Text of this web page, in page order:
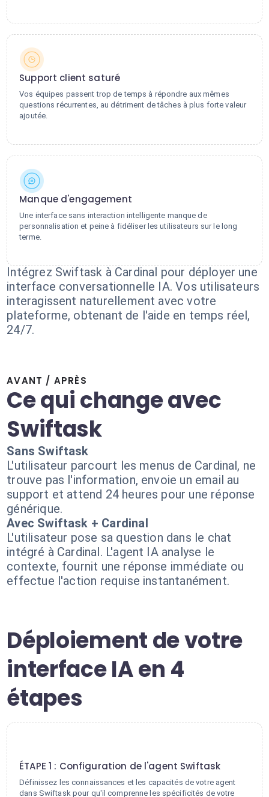
Support client saturé
Vos équipes passent trop de temps à répondre aux mêmes
questions récurrentes, au détriment de tâches à plus forte valeur
ajoutée.
Manque d'engagement
Une interface sans interaction intelligente manque de
personnalisation et peine à fidéliser les utilisateurs sur le long
terme.
Intégrez Swiftask à Cardinal pour déployer une
interface conversationnelle IA. Vos utilisateurs
interagissent naturellement avec votre
plateforme, obtenant de l'aide en temps réel,
24/7.
AVANT / APRÈS
Ce qui change avec
Swiftask
Sans Swiftask
L'utilisateur parcourt les menus de Cardinal, ne
trouve pas l'information, envoie un email au
support et attend 24 heures pour une réponse
générique.
Avec Swiftask + Cardinal
L'utilisateur pose sa question dans le chat
intégré à Cardinal. L'agent IA analyse le
contexte, fournit une réponse immédiate ou
effectue l'action requise instantanément.
Déploiement de votre
interface IA en 4
étapes
ÉTAPE 1 : Configuration de l'agent Swiftask
Définissez les connaissances et les capacités de votre agent
dans Swiftask pour qu'il comprenne les spécificités de votre